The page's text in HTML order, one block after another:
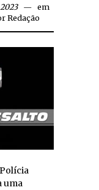
em
Redação
uma